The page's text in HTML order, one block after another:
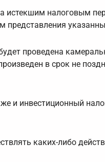
истекшим налоговым
представления
проведена
в срок не
и инвестиционный
каких-либо